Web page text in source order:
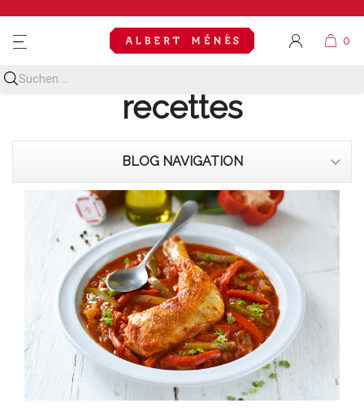
MENU
Découvrez toutes nos
recettes
BLOG NAVIGATION